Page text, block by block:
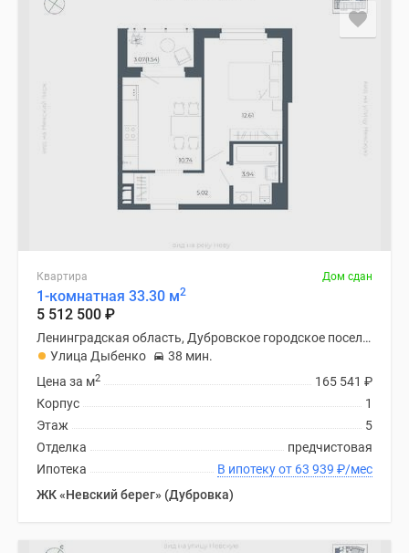
Квартира Дом сдан
1-комнатная 33.30 м2
5 512 500 ₽
Ленинградская область, Дубровское городское поселение
Улица Дыбенко
38 мин.
165 541 ₽
Цена за м2
1
Корпус
5
Этаж
предчистовая
Отделка
В ипотеку от 63 939 ₽/мес
Ипотека
ЖК «Невский берег» (Дубровка)